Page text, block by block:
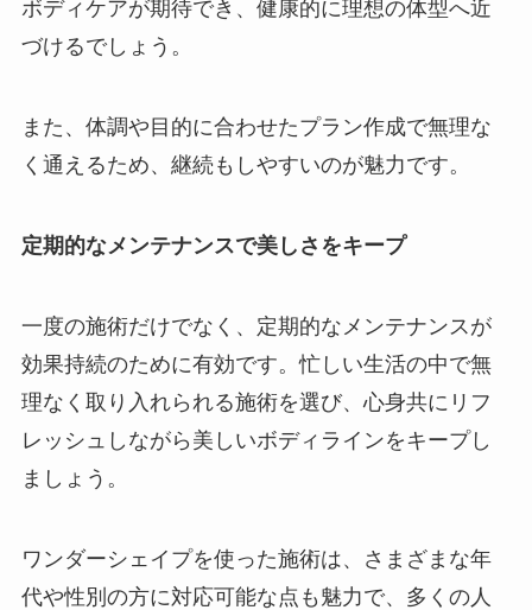
ボディケアが期待でき、健康的に理想の体型へ近
づけるでしょう。
また、体調や目的に合わせたプラン作成で無理な
く通えるため、継続もしやすいのが魅力です。
定期的なメンテナンスで美しさをキープ
一度の施術だけでなく、定期的なメンテナンスが
効果持続のために有効です。忙しい生活の中で無
理なく取り入れられる施術を選び、心身共にリフ
レッシュしながら美しいボディラインをキープし
ましょう。
ワンダーシェイプを使った施術は、さまざまな年
代や性別の方に対応可能な点も魅力で、多くの人